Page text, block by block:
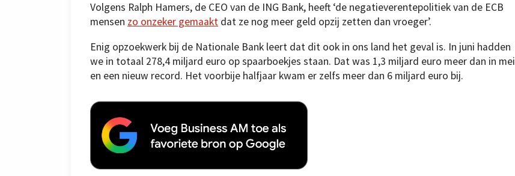
Volgens Ralph Hamers, de CEO van de ING Bank, heeft ‘de negatieverentepolitiek van de ECB
mensen zo onzeker gemaakt dat ze nog meer geld opzij zetten dan vroeger’.
Enig opzoekwerk bij de Nationale Bank leert dat dit ook in ons land het geval is. In juni hadden
we in totaal 278,4 miljard euro op spaarboekjes staan. Dat was 1,3 miljard euro meer dan in mei
en een nieuw record. Het voorbije halfjaar kwam er zelfs meer dan 6 miljard euro bij.